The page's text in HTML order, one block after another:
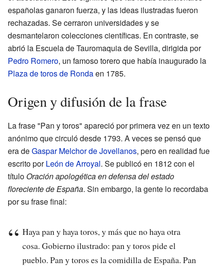
españolas ganaron fuerza, y las ideas ilustradas fueron
rechazadas. Se cerraron universidades y se
desmantelaron colecciones científicas. En contraste, se
abrió la Escuela de Tauromaquia de Sevilla, dirigida por
Pedro Romero, un famoso torero que había inaugurado la
Plaza de toros de Rondaen 1785.
Origen y difusión de la frase
La frase "Pan y toros" apareció por primera vez en un texto
anónimo que circuló desde 1793. A veces se pensó que
era deGaspar Melchor de Jovellanos, pero en realidad fue
escrito porLeón de Arroyal. Se publicó en 1812 con el
título Oración apologética en defensa del estado
floreciente de España. Sin embargo, la gente lo recordaba
por su frase final:
Haya pan y haya toros, y más que no haya otra
cosa. Gobierno ilustrado: pan y toros pide el
pueblo. Pan y toros es la comidilla de España. Pan